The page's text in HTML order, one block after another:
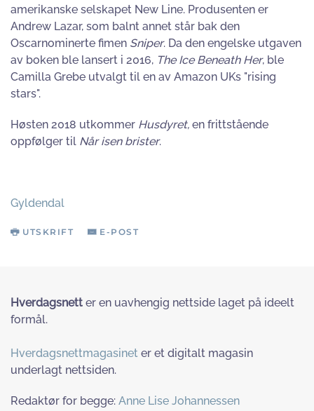
amerikanske selskapet New Line. Produsenten er
Andrew Lazar, som balnt annet står bak den
Oscarnominerte fimen Sniper. Da den engelske utgaven
av boken ble lansert i 2016, The Ice Beneath Her, ble
Camilla Grebe utvalgt til en av Amazon UKs "rising
stars".
Høsten 2018 utkommer Husdyret, en frittstående
oppfølger til Når isen brister.
Gyldendal
UTSKRIFT E-POST
Hverdagsnett er en uavhengig nettside laget på ideelt
formål.
Hverdagsnettmagasinet er et digitalt magasin
underlagt nettsiden.
Redaktør for begge: Anne Lise Johannessen